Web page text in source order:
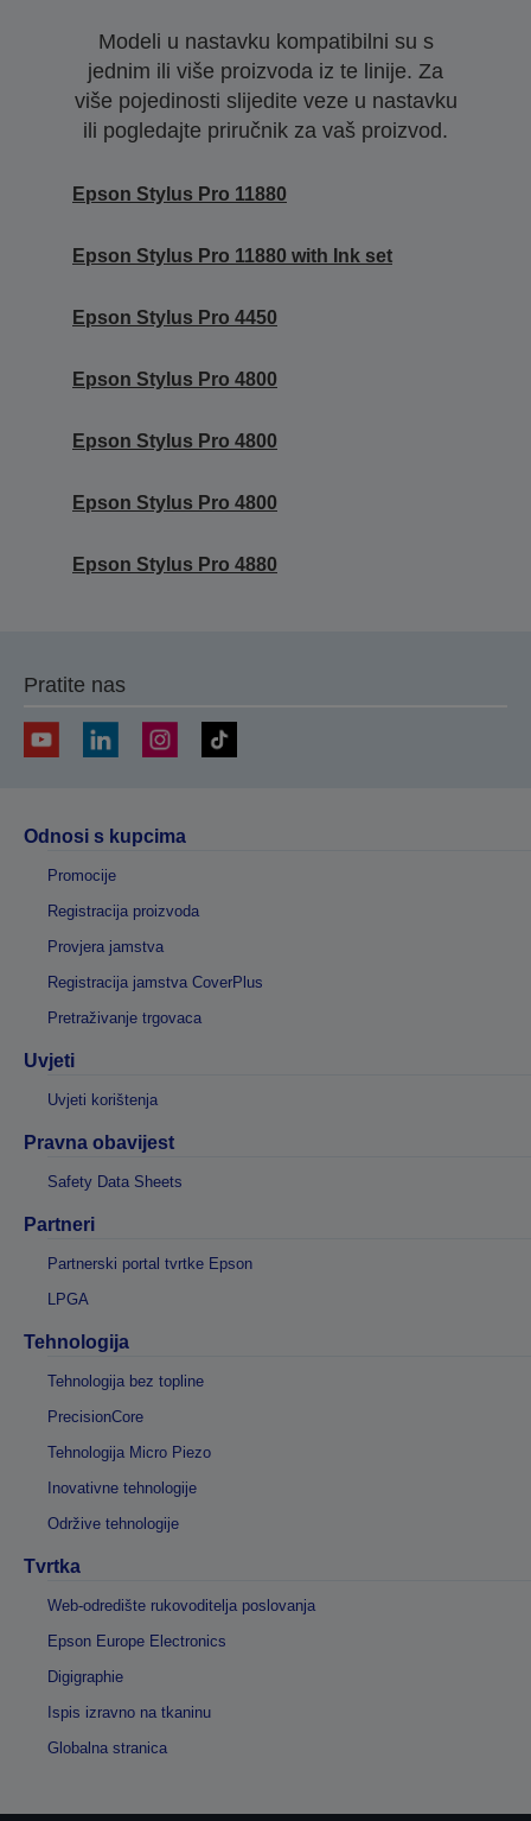
Modeli u nastavku kompatibilni su s
jednim ili više proizvoda iz te linije. Za
više pojedinosti slijedite veze u nastavku
ili pogledajte priručnik za vaš proizvod.
Epson Stylus Pro 11880
Epson Stylus Pro 11880 with Ink set
Epson Stylus Pro 4450
Epson Stylus Pro 4800
Epson Stylus Pro 4800
Epson Stylus Pro 4800
Epson Stylus Pro 4880
Pratite nas
Odnosi s kupcima
Promocije
Registracija proizvoda
Provjera jamstva
Registracija jamstva CoverPlus
Pretraživanje trgovaca
Uvjeti
Uvjeti korištenja
Pravna obavijest
Safety Data Sheets
Partneri
Partnerski portal tvrtke Epson
LPGA
Tehnologija
Tehnologija bez topline
PrecisionCore
Tehnologija Micro Piezo
Inovativne tehnologije
Održive tehnologije
Tvrtka
Web-odredište rukovoditelja poslovanja
Epson Europe Electronics
Digigraphie
Ispis izravno na tkaninu
Globalna stranica